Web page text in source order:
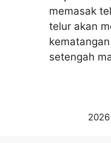
memasak
telur akan
setengah